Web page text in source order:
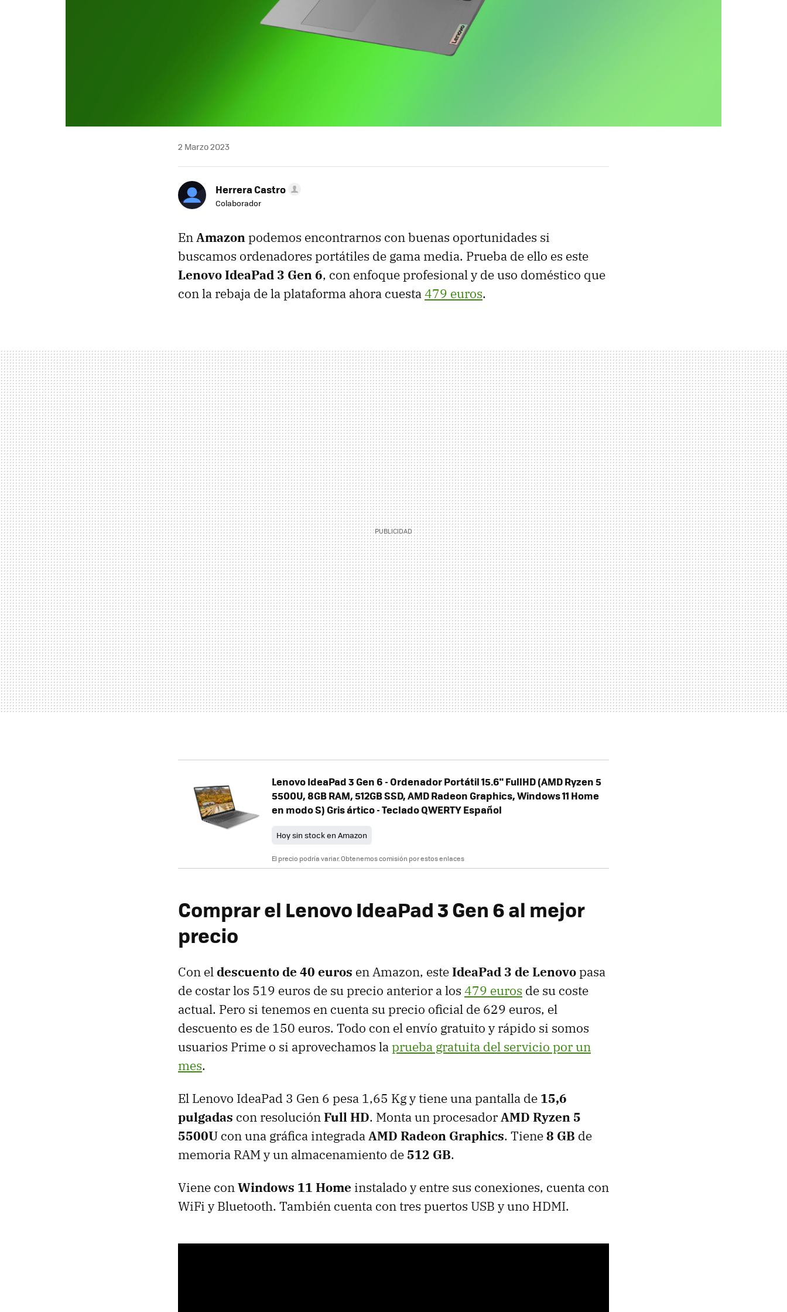
2 Marzo 2023
Herrera Castro
Colaborador
EnAmazonpodemos encontrarnos con buenas oportunidades si
buscamos ordenadores portátiles de gama media. Prueba de ello es este
Lenovo IdeaPad 3 Gen 6, con enfoque profesional y de uso doméstico que
con la rebaja de la plataforma ahora cuesta479 euros.
Lenovo IdeaPad 3 Gen 6 - Ordenador Portátil 15.6" FullHD (AMD Ryzen 5
5500U, 8GB RAM, 512GB SSD, AMD Radeon Graphics, Windows 11 Home
en modo S) Gris ártico - Teclado QWERTY Español
Hoy sin stock en Amazon
El precio podría variar. Obtenemos comisión por estos enlaces
Comprar el Lenovo IdeaPad 3 Gen 6 al mejor
precio
Con eldescuento de 40 euros en Amazon, esteIdeaPad 3 de Lenovopasa
de costar los 519 euros de su precio anterior a los 479 euros de su coste
actual. Pero si tenemos en cuenta su precio oficial de 629 euros, el
descuento es de 150 euros. Todo con el envío gratuito y rápido si somos
usuarios Prime o si aprovechamos laprueba gratuita del servicio por un
mes.
El Lenovo IdeaPad 3 Gen 6 pesa 1,65 Kg y tiene una pantalla de 15,6
pulgadas con resoluciónFull HD. Monta un procesadorAMD Ryzen 5
5500U con una gráfica integradaAMD Radeon Graphics. Tiene8 GB de
memoria RAM y un almacenamiento de 512 GB.
Viene conWindows 11 Home instalado y entre sus conexiones, cuenta con
WiFi y Bluetooth. También cuenta con tres puertos USB y uno HDMI.